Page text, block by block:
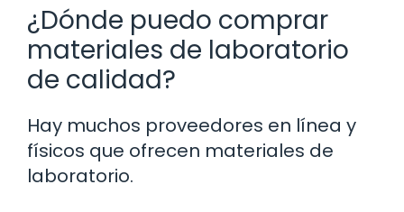
¿Dónde puedo comprar
materiales de laboratorio
de calidad?
Hay muchos proveedores en línea y
físicos que ofrecen materiales de
laboratorio.